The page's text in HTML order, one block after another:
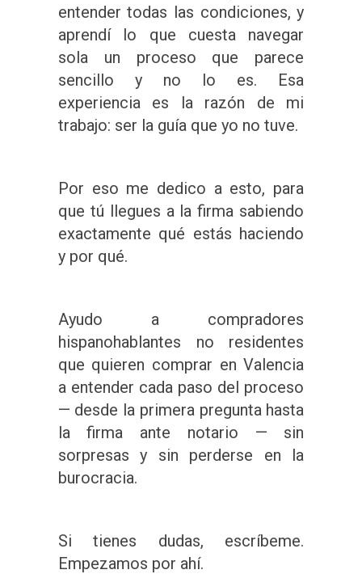
entender todas las condiciones, y
aprendí lo que cuesta navegar
sola un proceso que parece
sencillo y no lo es. Esa
experiencia es la razón de mi
trabajo: ser la guía que yo no tuve.
Por eso me dedico a esto, para
que tú llegues a la firma sabiendo
exactamente qué estás haciendo
y por qué.
Ayudo a compradores
hispanohablantes no residentes
que quieren comprar en Valencia
a entender cada paso del proceso
— desde la primera pregunta hasta
la firma ante notario — sin
sorpresas y sin perderse en la
burocracia.
Si tienes dudas, escríbeme.
Empezamos por ahí.